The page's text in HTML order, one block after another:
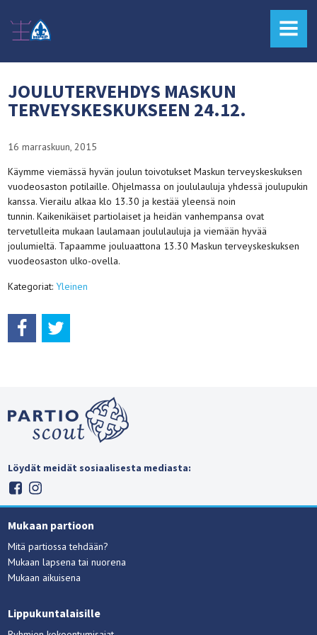
MENU
JOULUTERVEHDYS MASKUN
TERVEYSKESKUKSEEN 24.12.
16 marraskuun, 2015
Käymme viemässä hyvän joulun toivotukset Maskun terveyskeskuksen
vuodeosaston potilaille. Ohjelmassa on joululauluja yhdessä joulupukin
kanssa. Vierailu alkaa klo 13.30 ja kestää yleensä noin
tunnin. Kaikenikäiset partiolaiset ja heidän vanhempansa ovat
tervetulleita mukaan laulamaan joululauluja ja viemään hyvää
joulumieltä. Tapaamme jouluaattona 13.30 Maskun terveyskeskuksen
vuodeosaston ulko-ovella.
Kategoriat:Yleinen
Löydät meidät sosiaalisesta mediasta:
Mukaan partioon
Mitä partiossa tehdään?
Mukaan lapsena tai nuorena
Mukaan aikuisena
Lippukuntalaisille